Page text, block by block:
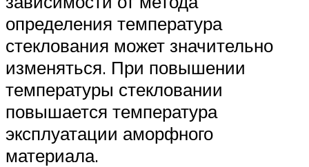
определения температура
стеклования может значительно
изменяться. При повышении
температуры стекловании
повышается температура
эксплуатации аморфного
материала.